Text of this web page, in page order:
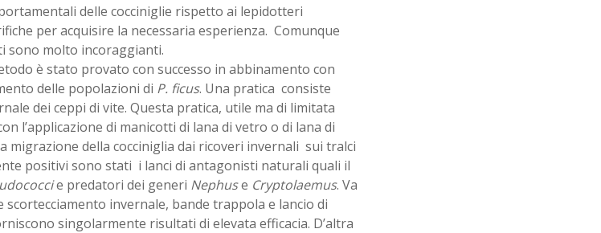
delle cocciniglie rispetto ai lepidotteri
per acquisire la necessaria esperienza. Comunque
sono molto incoraggianti.
è stato provato con successo in abbinamento con
delle popolazioni di P. ficus. Una pratica consiste
dei ceppi di vite. Questa pratica, utile ma di limitata
l’applicazione di manicotti di lana di vetro o di lana di
migrazione della cocciniglia dai ricoveri invernali sui tralci
positivi sono stati i lanci di antagonisti naturali quali il
e predatori dei generi Nephuse Cryptolaemus. Va
scortecciamento invernale, bande trappola e lancio di
singolarmente risultati di elevata efficacia. D’altra